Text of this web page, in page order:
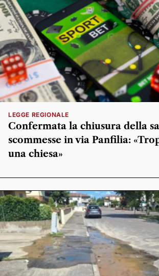
LEGGE REGIONALE
Confermata la chiusura della
scommesse in via Panfilia:
una chiesa»